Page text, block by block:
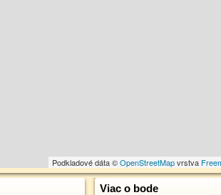
Podkladové dáta ©OpenStreetMapvrstva
Viac o bode